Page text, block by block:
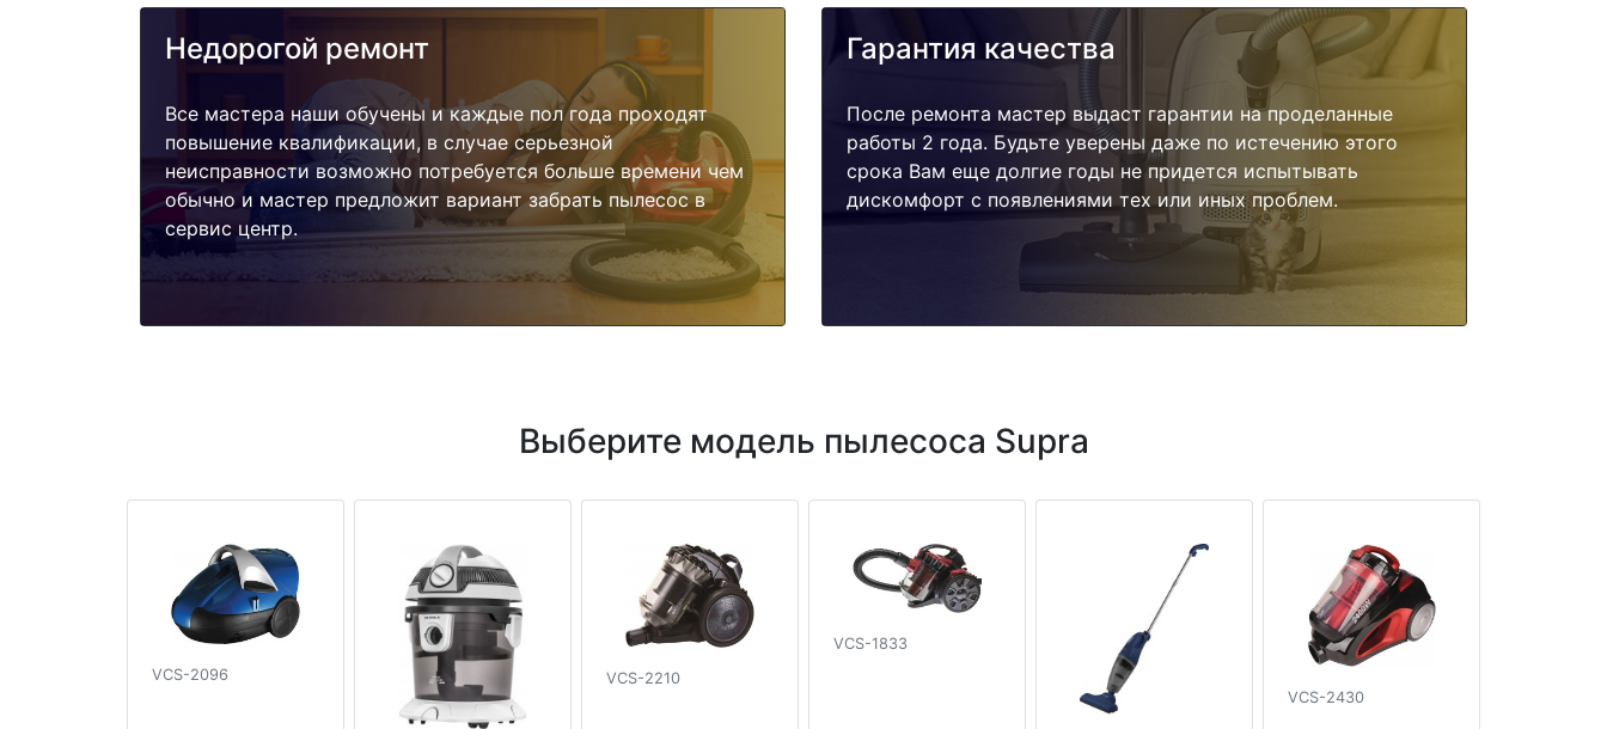
Недорогой ремонт
Все мастера наши обучены и каждые пол года проходят
повышение квалификации, в случае серьезной
неисправности возможно потребуется больше времени чем
обычно и мастер предложит вариант забрать пылесос в
сервис центр.
Гарантия качества
После ремонта мастер выдаст гарантии на проделанные
работы 2 года. Будьте уверены даже по истечению этого
срока Вам еще долгие годы не придется испытывать
дискомфорт с появлениями тех или иных проблем.
Выберите модель пылесоса Supra
VCS-2096 VCS-2210
VCS-1833
VCS-2430